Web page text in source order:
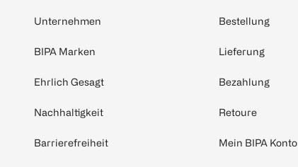
Unternehmen
BIPA Marken
Ehrlich Gesagt
Nachhaltigkeit
Barrierefreiheit
Bestellung
Lieferung
Bezahlung
Retoure
Mein BIPA Konto